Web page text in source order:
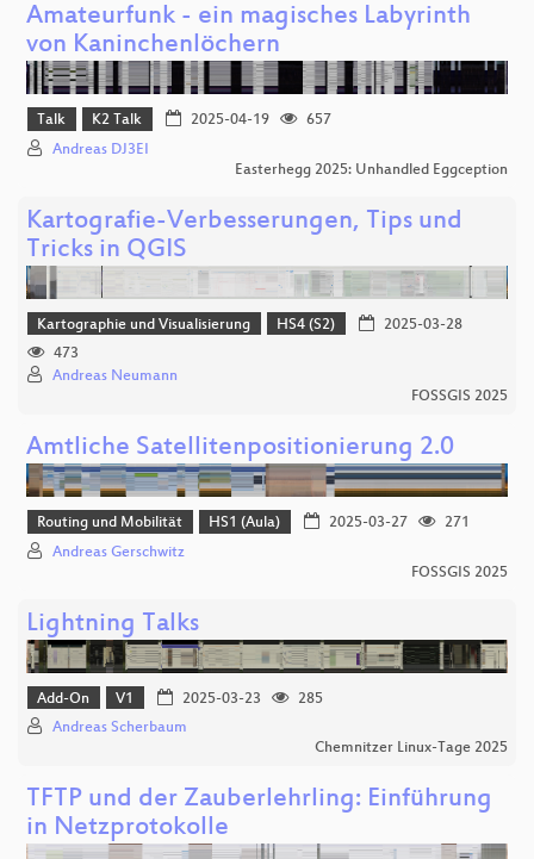
Amateurfunk - ein magisches Labyrinth
von Kaninchenlöchern
Talk K2 Talk 2025-04-19
657
Andreas DJ3EI
Easterhegg 2025: Unhandled Eggception
Kartografie-Verbesserungen, Tips und
Tricks in QGIS
Kartographie und Visualisierung HS4 (S2)
2025-03-28
473
Andreas Neumann
FOSSGIS 2025
Amtliche Satellitenpositionierung 2.0
Routing und Mobilität HS1 (Aula) 2025-03-27
271
Andreas Gerschwitz
FOSSGIS 2025
Lightning Talks
Add-On V1 2025-03-23
285
Andreas Scherbaum
Chemnitzer Linux-Tage 2025
TFTP und der Zauberlehrling: Einführung
in Netzprotokolle